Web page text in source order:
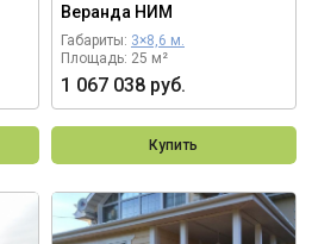
Веранда НИМ
Габариты: 3×8,6 м.
Площадь: 25 м²
1 067 038 руб.
Купить